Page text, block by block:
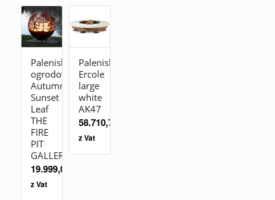
Palenisko
ogrodowe
Autumn
Sunset
Leaf
THE
FIRE
PIT
GALLERY
19.999,00
z Vat
Palenisko
Ercole
large
white
AK47
58.710,70
z Vat